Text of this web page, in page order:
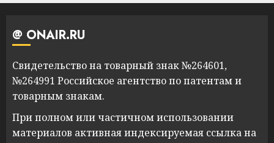
@ ONAIR.RU
Свидетельство на товарный знак №264601,
№264991 Российское агентство по патентам и
товарным знакам.
При полном или частичном использовании
материалов активная индексируемая ссылка на